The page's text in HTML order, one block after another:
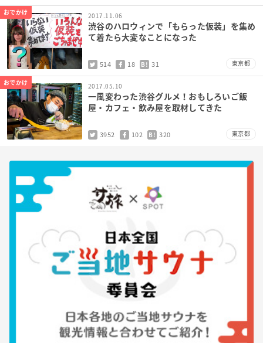
おでかけ 2017.11.06
渋谷のハロウィンで「もらった仮装」を集め
て着たら大変なことになった
514 18 B! 31 東京都
おでかけ 2017.05.10
一風変わった渋谷グルメ！おもしろいご飯
屋・カフェ・飲み屋を取材してきた
3952 102 B! 320 東京都